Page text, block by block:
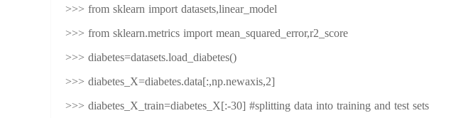
>>> from sklearn import datasets,linear_model
>>> from sklearn.metrics import mean_squared_error,r2_score
>>> diabetes=datasets.load_diabetes()
>>> diabetes_X=diabetes.data[:,np.newaxis,2]
>>> diabetes_X_train=diabetes_X[:-30] #splitting data into training and test sets